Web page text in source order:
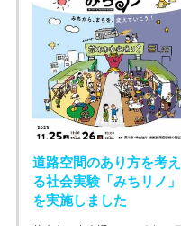
道路空間のあり方を考え
る社会実験「みちリノ」
を実施しました